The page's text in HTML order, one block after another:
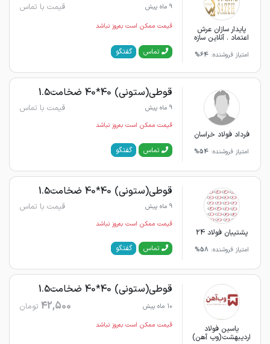
پایدار سازان عرش
اعتماد . آنلاین سازه
امتیاز فروشنده:64%
9 ماه پیش قیمت با تماس
قیمت ممکن است به‌روز نباشد
تماس گفتگو
فرداد فولاد خراسان
امتیاز فروشنده: 54%
قوطی(ستونی) 40*40 ضخامت1.5
9 ماه پیش قیمت با تماس
قیمت ممکن است به‌روز نباشد
تماس گفتگو
پشتیبان فولاد 24
امتیاز فروشنده: 58%
قوطی(ستونی) 40*40 ضخامت1.5
9 ماه پیش قیمت با تماس
قیمت ممکن است به‌روز نباشد
تماس گفتگو
یاسین فولاد
اردیبهشت(وب آهن)
قوطی(ستونی) 40*40 ضخامت1.5
10 ماه پیش 42,500 تومان
قیمت ممکن است به‌روز نباشد